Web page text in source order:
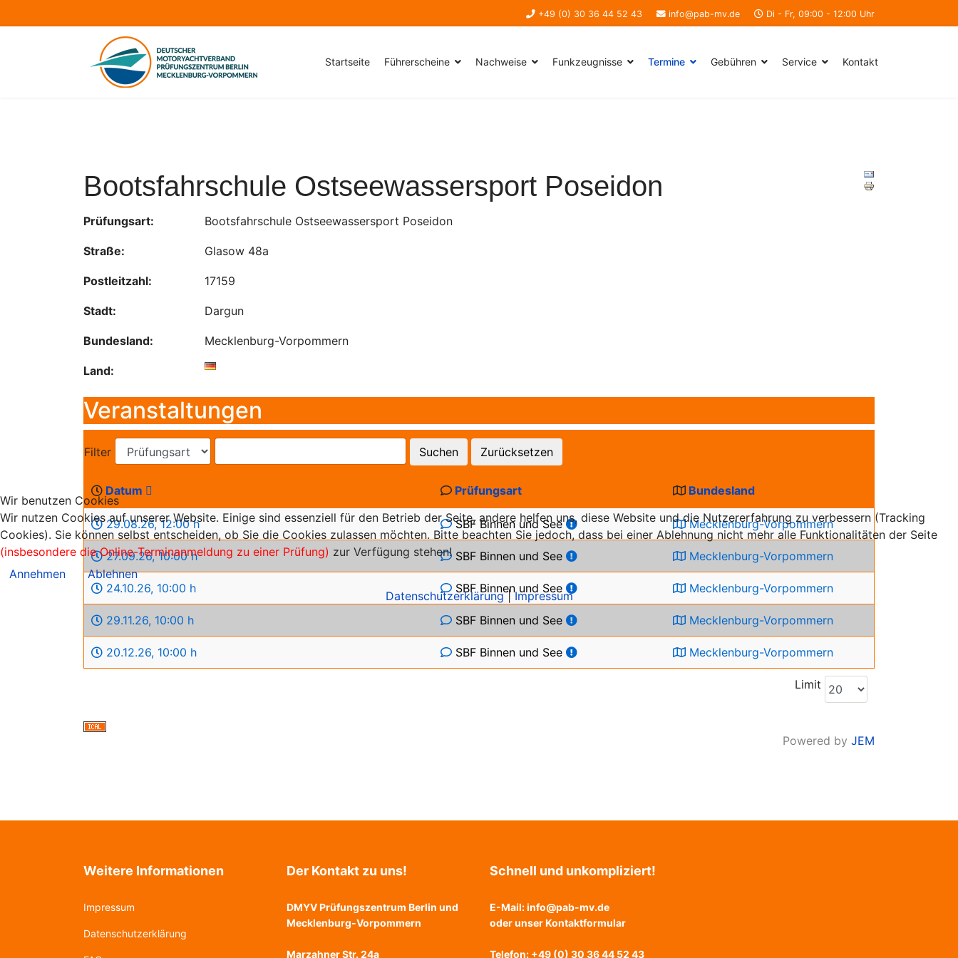
+49 (0) 30 36 44 52 43 info@pab-mv.de Di - Fr, 09:00 - 12:00 Uhr
Startseite Führerscheine Nachweise Funkzeugnisse Termine Gebühren Service Kontakt
Bootsfahrschule Ostseewassersport Poseidon
Prüfungsart: Bootsfahrschule Ostseewassersport Poseidon
Straße: Glasow 48a
Postleitzahl: 17159
Stadt: Dargun
Bundesland: Mecklenburg-Vorpommern
Land:
Veranstaltungen
Filter Suchen Zurücksetzen
Datum Prüfungsart Bundesland
29.08.26,12:00 h SBF Binnen und See Mecklenburg-Vorpommern
27.09.26,10:00 h SBF Binnen und See Mecklenburg-Vorpommern
24.10.26, 10:00 h SBF Binnen und See Mecklenburg-Vorpommern
29.11.26, 10:00 h SBF Binnen und See Mecklenburg-Vorpommern
20.12.26, 10:00 h SBF Binnen und See Mecklenburg-Vorpommern
Limit
Powered by JEM
Weitere Informationen
Impressum
Datenschutzerklärung
Der Kontakt zu uns!
DMYV Prüfungszentrum Berlin und
Mecklenburg-Vorpommern
Marzahner Str. 24a
Schnell und unkompliziert!
E-Mail:info@pab-mv.de
oder unserKontaktformular
Telefon: +49 (0) 30 36 44 52 43
Wir benutzen Cookies
Wir nutzen Cookies auf unserer Website. Einige sind essenziell für den Betrieb der Seite, andere helfen uns, diese Website und die Nutzererfahrung zu verbessern (Tracking
Cookies). Sie können selbst entscheiden, ob Sie die Cookies zulassen möchten. Bitte beachten Sie jedoch, dass bei einer Ablehnung nicht mehr alle Funktionalitäten der Seite
(insbesondere die Online-Terminanmeldung zu einer Prüfung) zur Verfügung stehen!
Annehmen
Ablehnen
Datenschutzerklärung|Impressum